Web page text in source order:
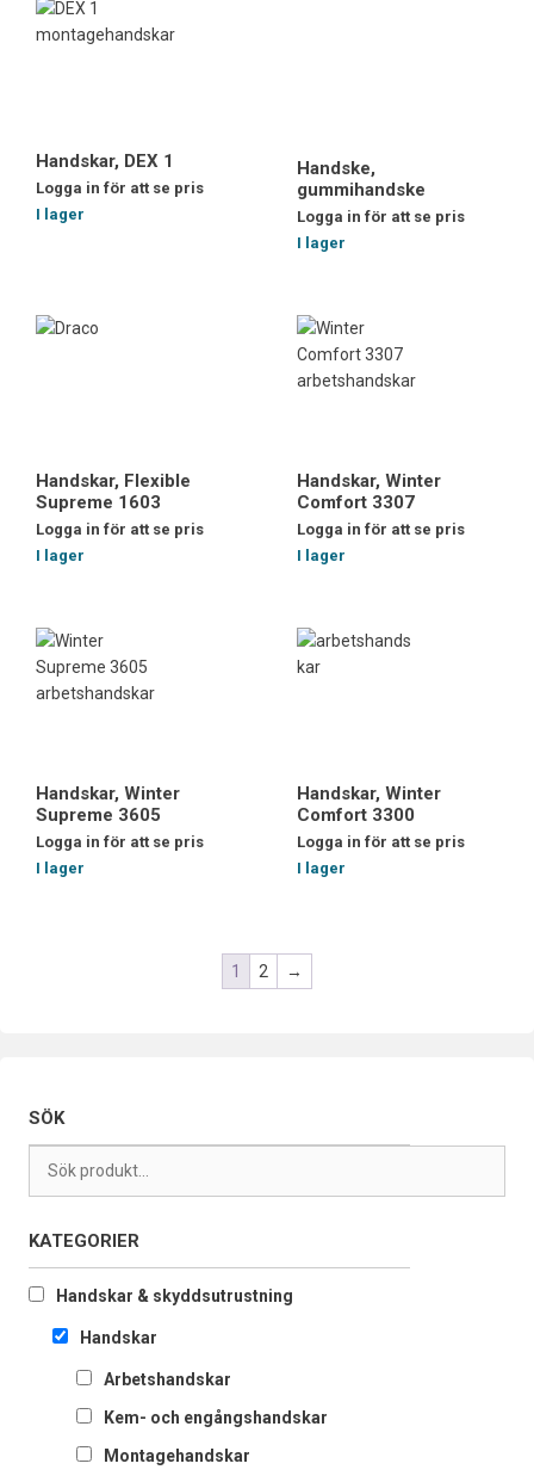
Handskar, DEX 1
Logga in för att se pris
I lager
Handske,
gummihandske
Logga in för att se pris
I lager
Handskar, Flexible
Supreme 1603
Logga in för att se pris
I lager
Handskar, Winter
Comfort 3307
Logga in för att se pris
I lager
Handskar, Winter
Supreme 3605
Logga in för att se pris
I lager
Handskar, Winter
Comfort 3300
Logga in för att se pris
I lager
1 2 →
SÖK
KATEGORIER
Handskar & skyddsutrustning
Handskar
Arbetshandskar
Kem- och engångshandskar
Montagehandskar